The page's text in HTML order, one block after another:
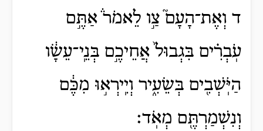
ד וְאֶת־הָעָם֮ צַ֣ו לֵאמֹר֒ אַתֶּ֣ם
עֹֽבְרִ֗ים בִּגְבוּל֙ אֲחֵיכֶ֣ם בְּנֵֽי־עֵשָׂ֔ו
הַיֹּֽשְׁבִ֖ים בְּשֵׂעִ֑יר וְיִֽירְא֣וּ מִכֶּ֔ם
וְנִשְׁמַרְתֶּ֖ם מְאֹֽד׃